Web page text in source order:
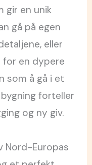
gir en unik
gå på egen
eller
en dypere
som å gå i et
forteller
og ny giv.
Nord-Europas